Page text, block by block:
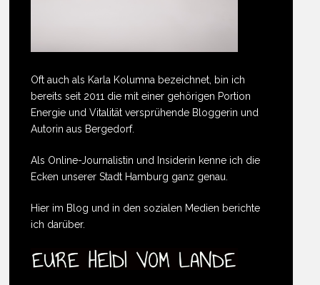
Oft auch als Karla Kolumna bezeichnet, bin ich
bereits seit 2011 die mit einer gehörigen Portion
Energie und Vitalität versprühende Bloggerin und
Autorin aus Bergedorf.
Als Online-Journalistin und Insiderin kenne ich die
Ecken unserer Stadt Hamburg ganz genau.
Hier im Blog und in den sozialen Medien berichte
ich darüber.